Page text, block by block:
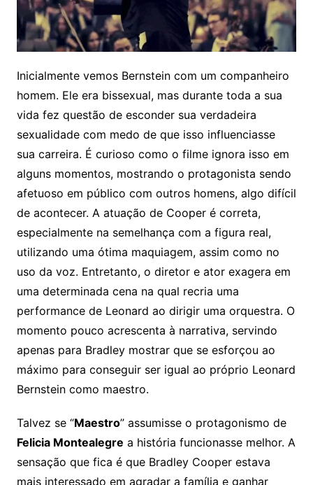
Inicialmente vemos Bernstein com um companheiro
homem. Ele era bissexual, mas durante toda a sua
vida fez questão de esconder sua verdadeira
sexualidade com medo de que isso influenciasse
sua carreira. É curioso como o filme ignora isso em
alguns momentos, mostrando o protagonista sendo
afetuoso em público com outros homens, algo difícil
de acontecer. A atuação de Cooper é correta,
especialmente na semelhança com a figura real,
utilizando uma ótima maquiagem, assim como no
uso da voz. Entretanto, o diretor e ator exagera em
uma determinada cena na qual recria uma
performance de Leonard ao dirigir uma orquestra. O
momento pouco acrescenta à narrativa, servindo
apenas para Bradley mostrar que se esforçou ao
máximo para conseguir ser igual ao próprio Leonard
Bernstein como maestro.
Talvez se “Maestro” assumisse o protagonismo de
Felicia Montealegre a história funcionasse melhor. A
sensação que fica é que Bradley Cooper estava
mais interessado em agradar a família e ganhar